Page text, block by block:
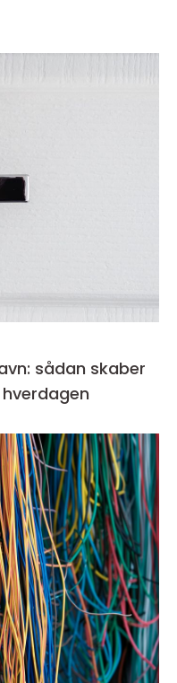
sådan skaber